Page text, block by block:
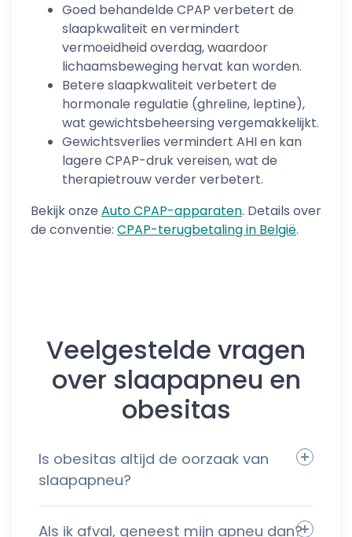
Goed behandelde CPAP verbetert de
slaapkwaliteit en vermindert
vermoeidheid overdag, waardoor
lichaamsbeweging hervat kan worden.
Betere slaapkwaliteit verbetert de
hormonale regulatie (ghreline, leptine),
wat gewichtsbeheersing vergemakkelijkt.
Gewichtsverlies vermindert AHI en kan
lagere CPAP-druk vereisen, wat de
therapietrouw verder verbetert.
Bekijk onze Auto CPAP-apparaten. Details over
de conventie: CPAP-terugbetaling in België.
Veelgestelde vragen
over slaapapneu en
obesitas
Is obesitas altijd de oorzaak van
slaapapneu?
Als ik afval, geneest mijn apneu dan?